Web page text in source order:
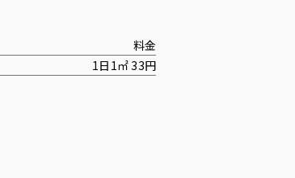
料金
1日1㎡ 33円